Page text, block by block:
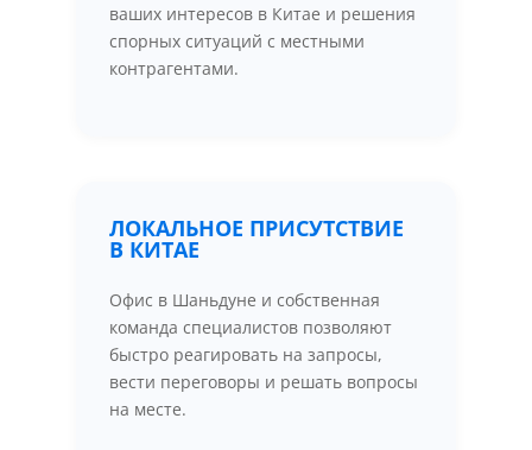
ваших интересов в Китае и решения
спорных ситуаций с местными
контрагентами.
ЛОКАЛЬНОЕ ПРИСУТСТВИЕ
В КИТАЕ
Офис в Шаньдуне и собственная
команда специалистов позволяют
быстро реагировать на запросы,
вести переговоры и решать вопросы
на месте.